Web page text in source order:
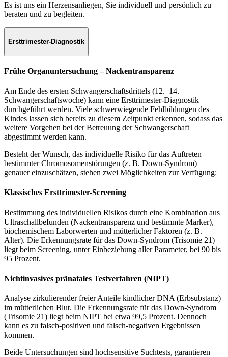
Es ist uns ein Herzensanliegen, Sie individuell und persönlich zu
beraten und zu begleiten.
Ersttrimester-Diagnostik
Frühe Organuntersuchung – Nackentransparenz
Am Ende des ersten Schwangerschaftsdrittels (12.–14.
Schwangerschaftswoche) kann eine Ersttrimester-Diagnostik
durchgeführt werden. Viele schwerwiegende Fehlbildungen des
Kindes lassen sich bereits zu diesem Zeitpunkt erkennen, sodass das
weitere Vorgehen bei der Betreuung der Schwangerschaft
abgestimmt werden kann.
Besteht der Wunsch, das individuelle Risiko für das Auftreten
bestimmter Chromosomenstörungen (z. B. Down-Syndrom)
genauer einzuschätzen, stehen zwei Möglichkeiten zur Verfügung:
Klassisches Ersttrimester-Screening
Bestimmung des individuellen Risikos durch eine Kombination aus
Ultraschallbefunden (Nackentransparenz und bestimmte Marker),
biochemischem Laborwerten und mütterlicher Faktoren (z. B.
Alter). Die Erkennungsrate für das Down-Syndrom (Trisomie 21)
liegt beim Screening, unter Einbeziehung aller Parameter, bei 90 bis
95 Prozent.
Nichtinvasives pränatales Testverfahren (NIPT)
Analyse zirkulierender freier Anteile kindlicher DNA (Erbsubstanz)
im mütterlichen Blut. Die Erkennungsrate für das Down-Syndrom
(Trisomie 21) liegt beim NIPT bei etwa 99,5 Prozent. Dennoch
kann es zu falsch-positiven und falsch-negativen Ergebnissen
kommen.
Beide Untersuchungen sind hochsensitive Suchtests, garantieren